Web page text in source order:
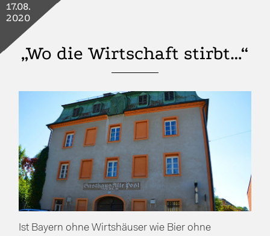
„Wo die Wirtschaft stirbt…“
17.08.
2020
Ist Bayern ohne Wirtshäuser wie Bier ohne